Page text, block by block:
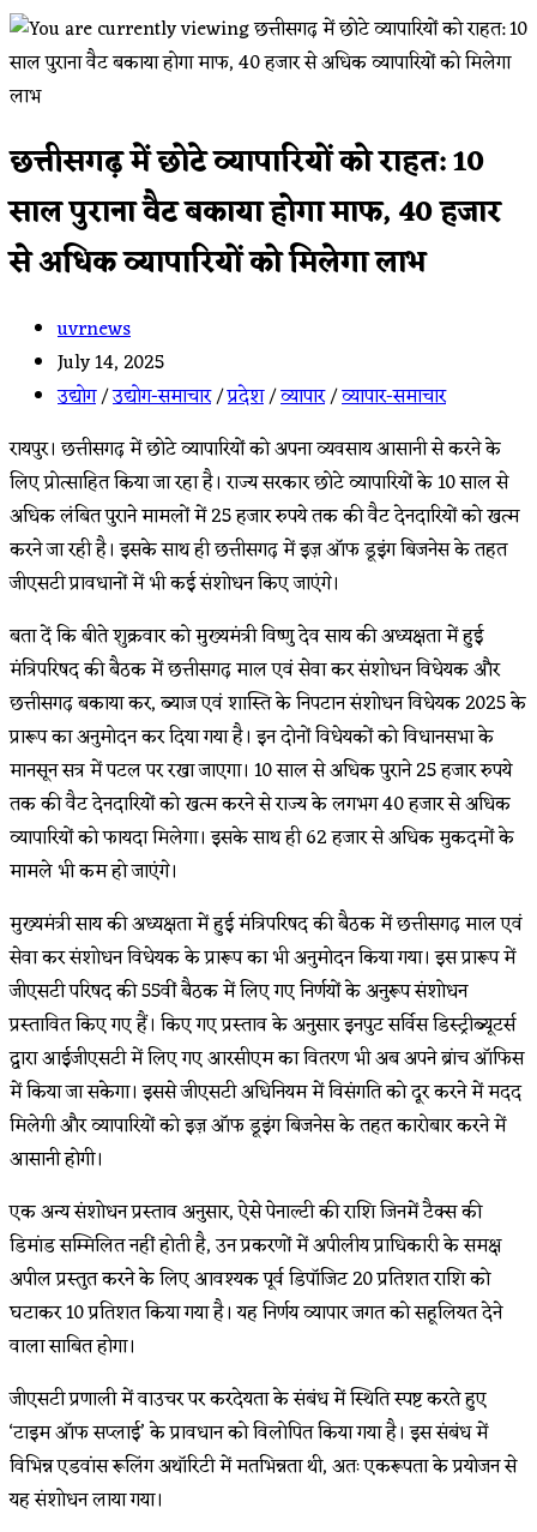
छत्तीसगढ़ में छोटे व्यापारियों को राहत: 10
साल पुराना वैट बकाया होगा माफ, 40 हजार
से अधिक व्यापारियों को मिलेगा लाभ
Post
author:
uvrnews
Post
published:
July 14, 2025
Post
category:
उद्योग/उद्योग-समाचार/प्रदेश/व्यापार/व्यापार-समाचार
रायपुर। छत्तीसगढ़ में छोटे व्यापारियों को अपना व्यवसाय आसानी से करने के
लिए प्रोत्साहित किया जा रहा है। राज्य सरकार छोटे व्यापारियों के 10 साल से
अधिक लंबित पुराने मामलों में 25 हजार रुपये तक की वैट देनदारियों को खत्म
करने जा रही है। इसके साथ ही छत्तीसगढ़ में इज़ ऑफ डूइंग बिजनेस के तहत
जीएसटी प्रावधानों में भी कई संशोधन किए जाएंगे।
बता दें कि बीते शुक्रवार को मुख्यमंत्री विष्णु देव साय की अध्यक्षता में हुई
मंत्रिपरिषद की बैठक में छत्तीसगढ़ माल एवं सेवा कर संशोधन विधेयक और
छत्तीसगढ़ बकाया कर, ब्याज एवं शास्ति के निपटान संशोधन विधेयक 2025 के
प्रारूप का अनुमोदन कर दिया गया है। इन दोनों विधेयकों को विधानसभा के
मानसून सत्र में पटल पर रखा जाएगा। 10 साल से अधिक पुराने 25 हजार रुपये
तक की वैट देनदारियों को खत्म करने से राज्य के लगभग 40 हजार से अधिक
व्यापारियों को फायदा मिलेगा। इसके साथ ही 62 हजार से अधिक मुकदमों के
मामले भी कम हो जाएंगे।
मुख्यमंत्री साय की अध्यक्षता में हुई मंत्रिपरिषद की बैठक में छत्तीसगढ़ माल एवं
सेवा कर संशोधन विधेयक के प्रारूप का भी अनुमोदन किया गया। इस प्रारूप में
जीएसटी परिषद की 55वीं बैठक में लिए गए निर्णयों के अनुरूप संशोधन
प्रस्तावित किए गए हैं। किए गए प्रस्ताव के अनुसार इनपुट सर्विस डिस्ट्रीब्यूटर्स
द्वारा आईजीएसटी में लिए गए आरसीएम का वितरण भी अब अपने ब्रांच ऑफिस
में किया जा सकेगा। इससे जीएसटी अधिनियम में विसंगति को दूर करने में मदद
मिलेगी और व्यापारियों को इज़ ऑफ डूइंग बिजनेस के तहत कारोबार करने में
आसानी होगी।
एक अन्य संशोधन प्रस्ताव अनुसार, ऐसे पेनाल्टी की राशि जिनमें टैक्स की
डिमांड सम्मिलित नहीं होती है, उन प्रकरणों में अपीलीय प्राधिकारी के समक्ष
अपील प्रस्तुत करने के लिए आवश्यक पूर्व डिपॉजिट 20 प्रतिशत राशि को
घटाकर 10 प्रतिशत किया गया है। यह निर्णय व्यापार जगत को सहूलियत देने
वाला साबित होगा।
जीएसटी प्रणाली में वाउचर पर करदेयता के संबंध में स्थिति स्पष्ट करते हुए
‘टाइम ऑफ सप्लाई’ के प्रावधान को विलोपित किया गया है। इस संबंध में
विभिन्न एडवांस रूलिंग अथॉरिटी में मतभिन्नता थी, अतः एकरूपता के प्रयोजन से
यह संशोधन लाया गया।